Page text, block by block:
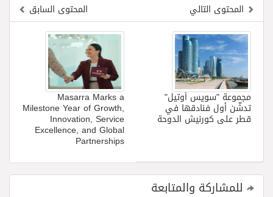
المحتوى السابق المحتوى التالي
Masarra Marks a
Milestone Year of Growth,
Innovation, Service
Excellence, and Global
Partnerships
مجموعة "سويس أوتيل"
تدشّن أول فنادقها في
قطر على كورنيش الدوحة
للمشاركة والمتابعة